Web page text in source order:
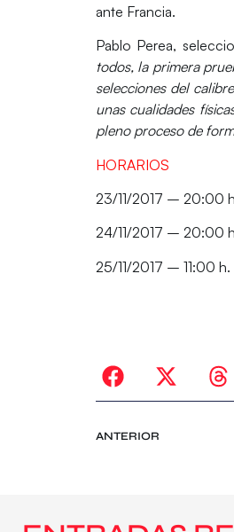
ante Francia.
Pablo Perea,
todos, la primera
selecciones del
unas cualidades
pleno proceso de
HORARIOS
23/11/2017 – 20:00
24/11/2017 – 20:00
25/11/2017 – 11:00
ANTERIOR